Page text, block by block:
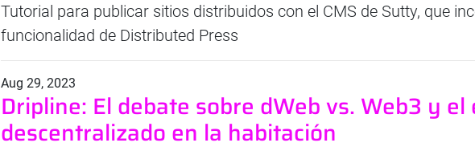
Tutorial para publicar sitios distribuidos con el CMS de Sutty, que
funcionalidad de Distributed Press
Aug 29, 2023
Dripline: El debate sobre dWeb vs. Web3 y
descentralizado en la habitación